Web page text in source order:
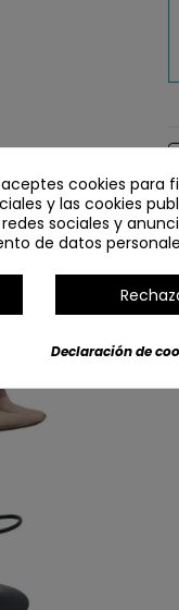
cookies para
y las cookies
sociales y
de datos
Declaración de